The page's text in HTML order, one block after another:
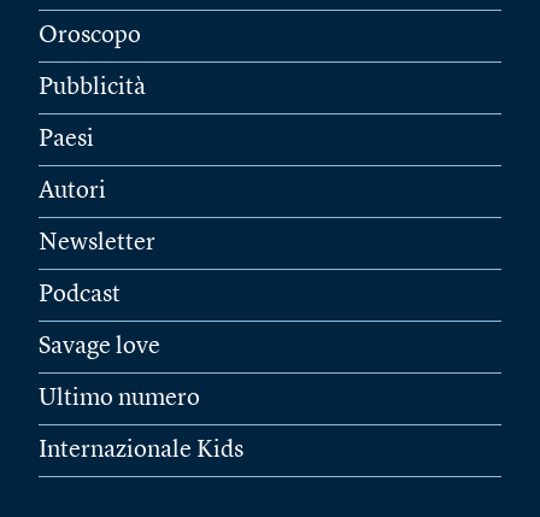
Oroscopo
Pubblicità
Paesi
Autori
Newsletter
Podcast
Savage love
Ultimo numero
Internazionale Kids